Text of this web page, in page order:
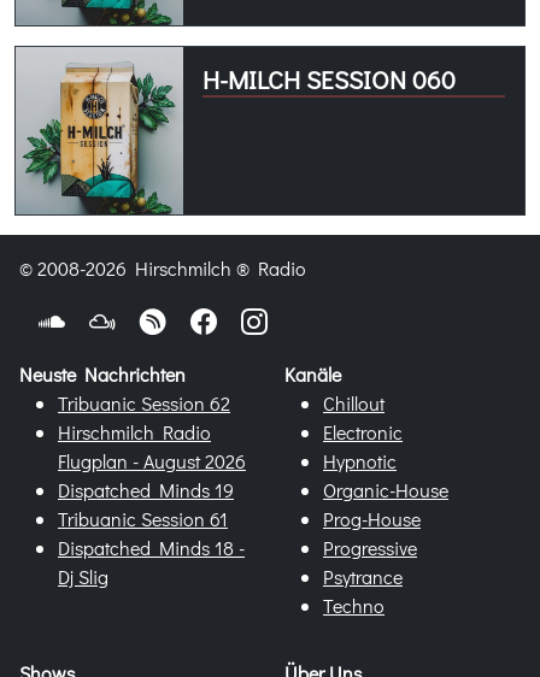
H-MILCH SESSION 060
© 2008-2026 Hirschmilch ® Radio
Neuste Nachrichten
Tribuanic Session 62
Hirschmilch Radio
Flugplan - August 2026
Dispatched Minds 19
Tribuanic Session 61
Dispatched Minds 18 -
Dj Slig
Kanäle
Chillout
Electronic
Hypnotic
Organic-House
Prog-House
Progressive
Psytrance
Techno